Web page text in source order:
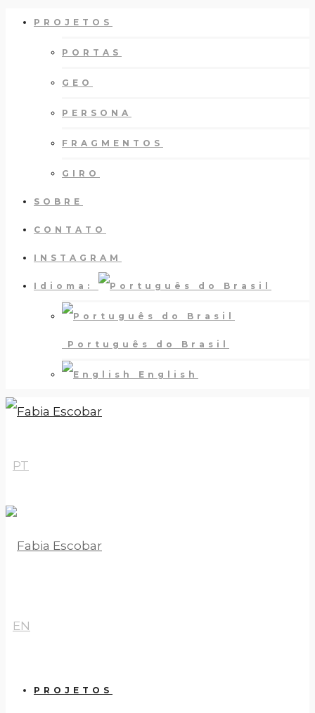
PROJETOS
PORTAS
GEO
PERSONA
FRAGMENTOS
GIRO
SOBRE
CONTATO
INSTAGRAM
Idioma:
Português do Brasil
English
PT
EN
PROJETOS